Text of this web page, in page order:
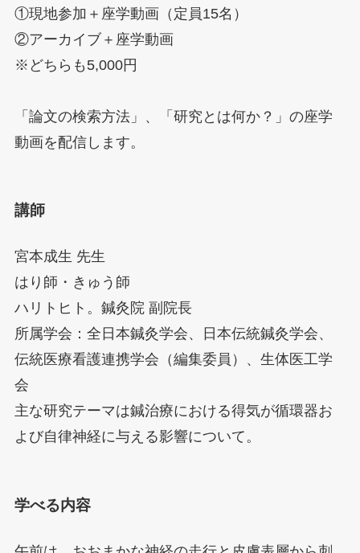
①現地参加＋座学動画（定員15名）
②アーカイブ＋座学動画
※どちらも5,000円
「論文の検索方法」、「研究とは何か？」の座学
動画を配信します。
講師
宮本成生 先生
はり師・きゅう師
ハリトヒト。鍼灸院 副院長
所属学会：全日本鍼灸学会、日本伝統鍼灸学会、
伝統医療看護連携学会（編集委員）、生体医工学
会
主な研究テーマは鍼治療における得気が循環器お
よび自律神経に与える影響について。
学べる内容